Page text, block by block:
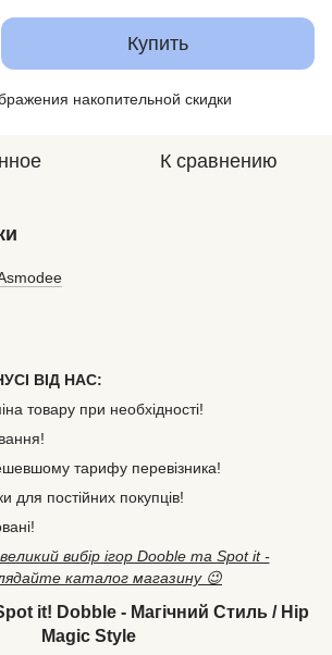
Купить
накопительной скидки
К сравнению
ВІД НАС:
товару при необхідності!
тарифу перевізника!
для постійних покупців!
вибір ігор Dooble та Spot it -
каталог магазину 😉
it! Dobble - Магічний Стиль / Hip
Magic Style